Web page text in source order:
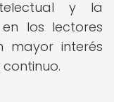
y la
los lectores
mayor interés